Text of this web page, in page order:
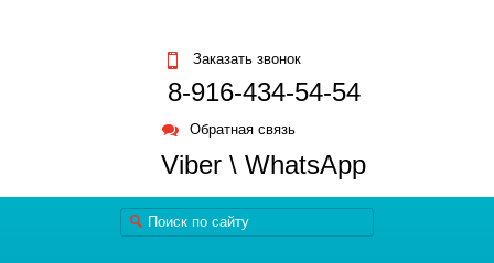
Заказать звонок
8-916-434-54-54
Обратная связь
Viber \ WhatsApp